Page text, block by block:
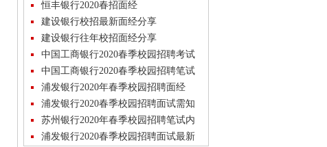
经 恒丰银行2020春招面经
建设银行校招最新面经分享
建设银行往年校招面经分享
中国工商银行2020春季校园招聘考试
内容中国工商银行2020春季校园招聘笔试
常见问
浦发银行2020年春季校园招聘面经
浦发银行2020春季校园招聘面试需知
苏州银行2020年春季校园招聘笔试内
容安排
浦发银行2020春季校园招聘面试最新